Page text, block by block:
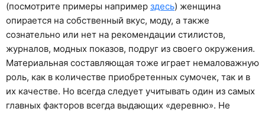
(посмотрите примеры например здесь) женщина
опирается на собственный вкус, моду, а также
сознательно или нет на рекомендации стилистов,
журналов, модных показов, подруг из своего окружения.
Материальная составляющая тоже играет немаловажную
роль, как в количестве приобретенных сумочек, так и в
их качестве. Но всегда следует учитывать один из самых
главных факторов всегда выдающих «деревню». Не